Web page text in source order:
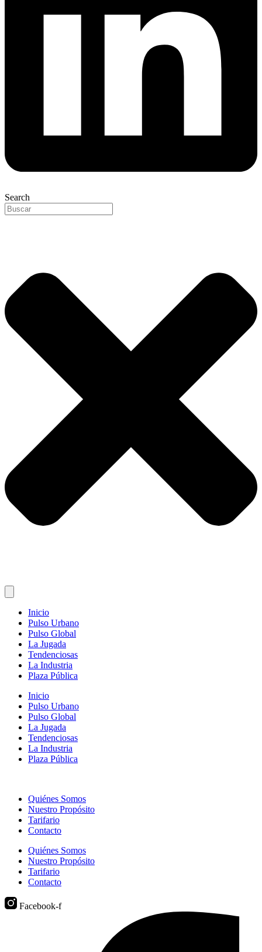
Search
Inicio
Pulso Urbano
Pulso Global
La Jugada
Tendenciosas
La Industria
Plaza Pública
Inicio
Pulso Urbano
Pulso Global
La Jugada
Tendenciosas
La Industria
Plaza Pública
Quiénes Somos
Nuestro Propósito
Tarifario
Contacto
Quiénes Somos
Nuestro Propósito
Tarifario
Contacto
Facebook-f